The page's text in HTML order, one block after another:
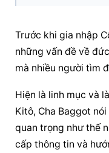
Trước khi gia nhập
những vấn đề về
mà nhiều người tìm
Hiện là linh mục và
Kitô, Cha Baggot
quan trọng như thế
cấp thông tin và